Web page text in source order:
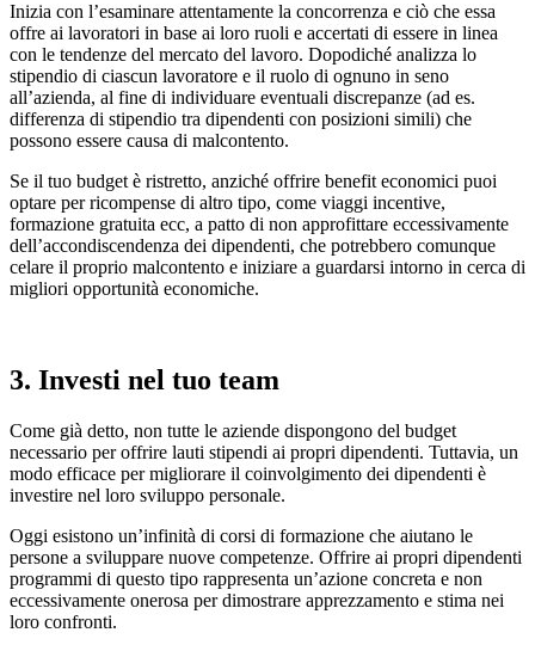
Inizia con l’esaminare attentamente la concorrenza e ciò che essa
offre ai lavoratori in base ai loro ruoli e accertati di essere in linea
con le tendenze del mercato del lavoro. Dopodiché analizza lo
stipendio di ciascun lavoratore e il ruolo di ognuno in seno
all’azienda, al fine di individuare eventuali discrepanze (ad es.
differenza di stipendio tra dipendenti con posizioni simili) che
possono essere causa di malcontento.
Se il tuo budget è ristretto, anziché offrire benefit economici puoi
optare per ricompense di altro tipo, come viaggi incentive,
formazione gratuita ecc, a patto di non approfittare eccessivamente
dell’accondiscendenza dei dipendenti, che potrebbero comunque
celare il proprio malcontento e iniziare a guardarsi intorno in cerca di
migliori opportunità economiche.
3. Investi nel tuo team
Come già detto, non tutte le aziende dispongono del budget
necessario per offrire lauti stipendi ai propri dipendenti. Tuttavia, un
modo efficace per migliorare il coinvolgimento dei dipendenti è
investire nel loro sviluppo personale.
Oggi esistono un’infinità di corsi di formazione che aiutano le
persone a sviluppare nuove competenze. Offrire ai propri dipendenti
programmi di questo tipo rappresenta un’azione concreta e non
eccessivamente onerosa per dimostrare apprezzamento e stima nei
loro confronti.